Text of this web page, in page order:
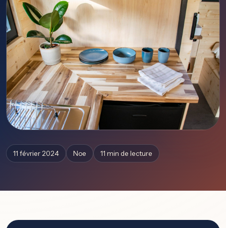
11 février 2024 Noe 11 min de lecture